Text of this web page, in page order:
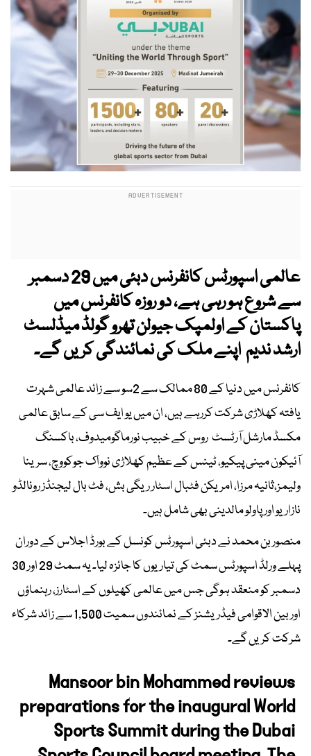
عالمی اسپورٹس کانفرنس دبئی میں 29 دسمبر
سے شروع ہو رہی ہے، دو روزہ کانفرنس میں
پاکستان کے اولمپک جیولن تھرو گولڈ میڈلسٹ
ارشد ندیم اپنے ملک کی نمائندگی کریں گے۔
کانفرنس میں دنیا کے 80 ممالک سے 2سو سے زائد عالمی شہرت
یافتہ کھلاڑی شرکت کررہے ہیں، ان میں یو ایف سی کے سابق عالمی
مکسڈ مارشل آرٹسٹ روس کے خبیب نورماگومیدوف، باکسنگ
آئیکون مینی پیکیو، ٹینس کے عظیم کھلاڑی نوواک جوکووچ، سرینا
ولیمز،ثانیہ مرزا، امریکن فٹبال اسٹار ریگی بش، فٹ بال لیجنڈز رونالڈو
نازاریو اور پاولو مالدینی بھی شامل ہیں۔
منصور بن محمد نے دبئی اسپورٹس کونسل کے بورڈ اجلاس کے دوران
پہلے ورلڈ اسپورٹس سمٹ کی تیاریوں کا جائزہ لیا۔ یہ سمٹ 29 اور 30
دسمبر کو منعقد ہوگی جس میں عالمی کھیلوں کے اسٹارز، رہنماؤں
اور بین الاقوامی فیڈریشنز کے نمائندوں سمیت 1,500 سے زائد شرکاء
شرکت کریں گے۔
Mansoor bin Mohammed reviews
preparations for the inaugural World
Sports Summit during the Dubai